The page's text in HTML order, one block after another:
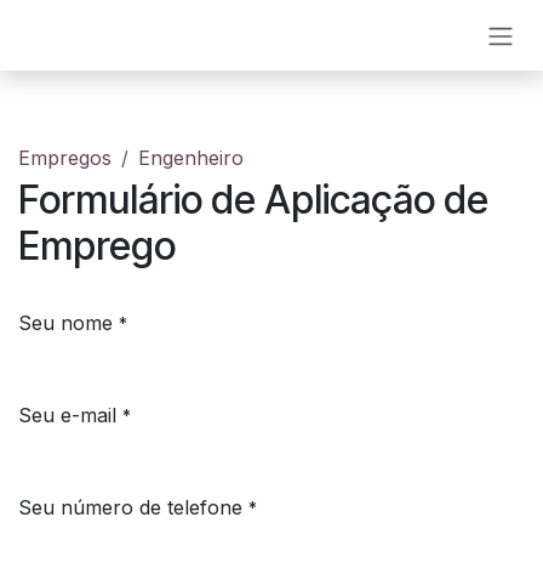
Empregos Engenheiro
Formulário de Aplicação de
Emprego
Seu nome *
Seu e-mail *
Seu número de telefone *